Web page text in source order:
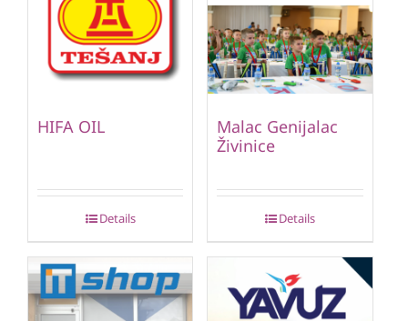
HIFA OIL
Details
Malac Genijalac
Živinice
Details